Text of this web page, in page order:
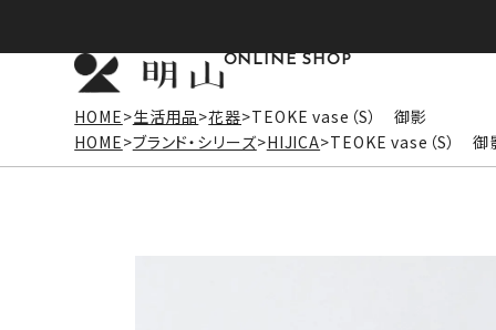
ONLINE SHOP
HOME 生活用品 花器 TEOKE vase（S） 御影
HOME ブランド・シリーズ HIJICA TEOKE vase（S） 御